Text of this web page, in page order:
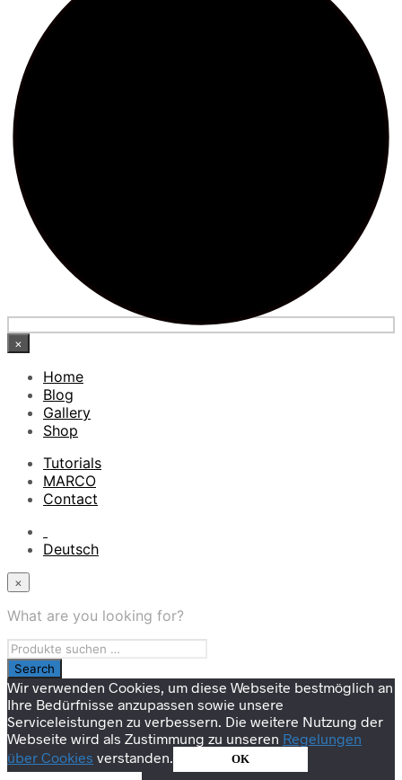
×
Home
Blog
Gallery
Shop
Tutorials
MARCO
Contact
Deutsch
×
What are you looking for?
Wir verwenden Cookies, um diese Webseite bestmöglich an
Ihre Bedürfnisse anzupassen sowie unsere
Serviceleistungen zu verbessern. Die weitere Nutzung der
Webseite wird als Zustimmung zu unseren Regelungen
über Cookies verstanden.
OK